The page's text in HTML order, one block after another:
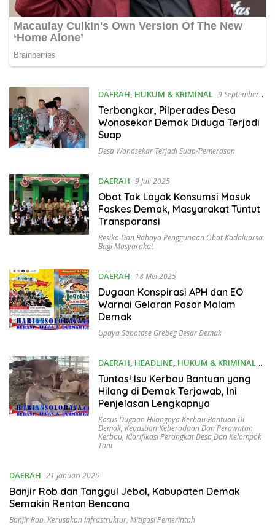
DAERAH, HUKUM & KRIMINAL 9 September
2025
Terbongkar, Pilperades Desa
Wonosekar Demak Diduga Terjadi
Suap
Desa Wonosekar Terjadi Suap/pemerasan
DAERAH 9 Juli 2025
Obat Tak Layak Konsumsi Masuk
Faskes Demak, Masyarakat Tuntut
Transparansi
Resiko Dan Bahaya Penggunaan Obat Kadaluarsa
Bagi Masyarakat
DAERAH 18 Mei 2025
Dugaan Konspirasi APH dan EO
Warnai Gelaran Pasar Malam
Demak
Upaya Sabotase Grebeg Besar Demak
DAERAH, HEADLINE, HUKUM & KRIMINAL
21 Februari 2025
Tuntas! Isu Kerbau Bantuan yang
Hilang di Demak Terjawab, Ini
Penjelasan Lengkapnya
Kasus Dugaan Hilangnya Kerbau Bantuan Di
Demak, Kepastian Keberadaan Dan Perawatan
Kerbau, Klarifikasi Perangkat Desa Dan Kelompok
Tani
DAERAH 21 Januari 2025
Banjir Rob dan Tanggul Jebol, Kabupaten Demak
Semakin Rentan Bencana
Banjir Rob, Kerusakan Infrastruktur, Mitigasi Pemerintah